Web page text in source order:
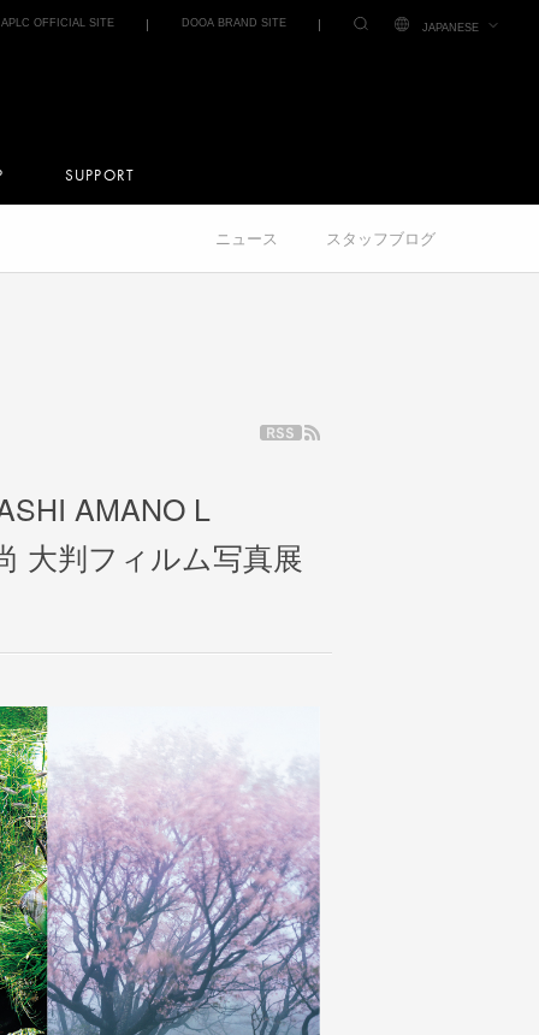
OFFICIAL SITE DOOA BRAND SITE JAPANESE
SUPPORT
ニュース スタッフブログ
AMANO L
大判フィルム写真展